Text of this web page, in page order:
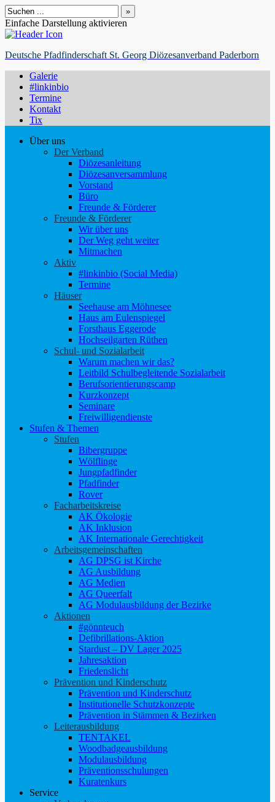
Suchen
nach:
Einfache Darstellung aktivieren
Deutsche Pfadfinderschaft St. Georg Diözesanverband Paderborn
Galerie
#linkinbio
Termine
Kontakt
Tix
Über uns
Der Verband
Diözesanleitung
Diözesanversammlung
Vorstand
Büro
Freunde & Förderer
Freunde & Förderer
Wir über uns
Der Weg geht weiter
Mitmachen
Aktiv
#linkinbio (Social Media)
Termine
Häuser
Seehause am Möhnesee
Haus am Eulenspiegel
Forsthaus Eggerode
Hochseilgarten Rüthen
Schul- und Sozialarbeit
Warum machen wir das?
Leitbild Schulbegleitende Sozialarbeit
Berufsorientierungscamp
Kurzkonzept
Seminare
Freiwilligendienste
Stufen & Themen
Stufen
Bibergruppe
Wölflinge
Jungpfadfinder
Pfadfinder
Rover
Facharbeitskreise
AK Ökologie
AK Inklusion
AK Internationale Gerechtigkeit
Arbeitsgemeinschaften
AG DPSG ist Kirche
AG Ausbildung
AG Medien
AG Queerfalt
AG Modulausbildung der Bezirke
Aktionen
#gönnteuch
Defibrillations-Aktion
Stardust – DV Lager 2025
Jahresaktion
Friedenslicht
Prävention und Kinderschutz
Prävention und Kinderschutz
Institutionelle Schutzkonzepte
Prävention in Stämmen & Bezirken
Leiterausbildung
TENTAKEL
Woodbadgeausbildung
Modulausbildung
Präventionsschulungen
Kuratenkurs
Service